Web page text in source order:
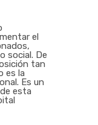
el
social. De
tan
es la
Es un
esta